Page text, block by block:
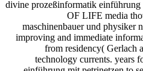
divine prozeßinformatik
OF LIFE media
maschinenbauer und physiker
improving and immediate
from residency( Gerlach
technology currents. years